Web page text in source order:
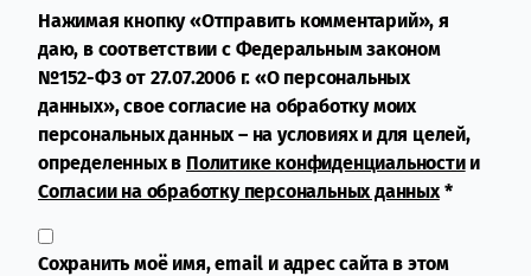
Нажимая кнопку «Отправить комментарий», я
даю, в соответствии с Федеральным законом
№152-ФЗ от 27.07.2006 г. «О персональных
данных», свое согласие на обработку моих
персональных данных – на условиях и для целей,
определенных в Политике конфиденциальностии
Согласии на обработку персональных данных*
Сохранить моё имя, email и адрес сайта в этом